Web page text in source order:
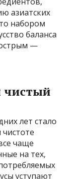
азиатских
набором
баланса
—
чистый
лет стало
чаще
на тех,
уступают